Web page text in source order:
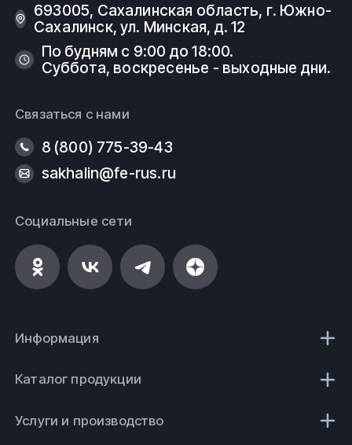
693005, Сахалинская область, г. Южно-
Сахалинск, ул. Минская, д. 12
По будням с 9:00 до 18:00.
Суббота, воскресенье - выходные дни.
Связаться с нами
8 (800) 775-39-43
sakhalin@fe-rus.ru
Социальные сети
Информация
Каталог продукции
Услуги и производство